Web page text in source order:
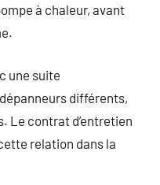
à chaleur, avant
une suite
différents,
Le contrat d’entretien
relation dans la